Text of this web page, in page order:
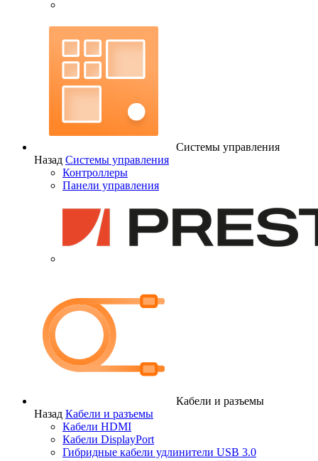
Системы управления
Назад Системы управления
Контроллеры
Панели управления
Кабели и разъемы
Назад Кабели и разъемы
Кабели HDMI
Кабели DisplayPort
Гибридные кабели удлинители USB 3.0